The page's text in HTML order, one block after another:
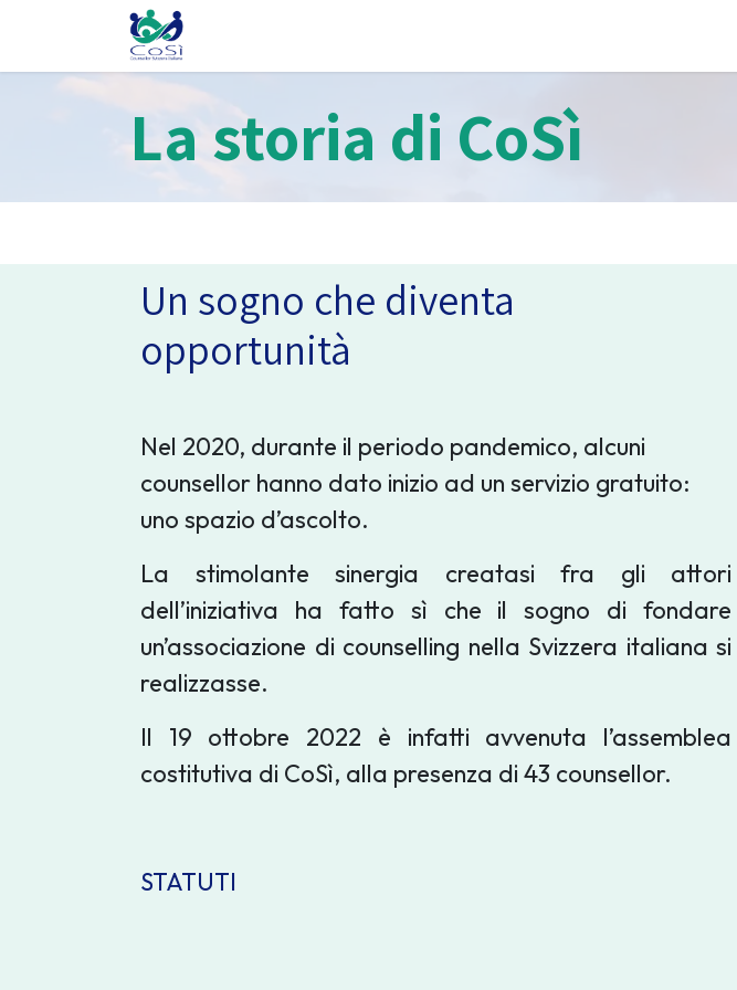
La storia di CoSì
Un sogno che diventa
opportunità
Nel 2020, durante il periodo pandemico, alcuni
counsellor hanno dato inizio ad un servizio gratuito:
uno spazio d’ascolto.
La stimolante sinergia creatasi fra gli attori
dell’iniziativa ha fatto sì che il sogno di fondare
un’associazione di counselling nella Svizzera italiana si
realizzasse.
Il 19 ottobre 2022 è infatti avvenuta l’assemblea
costitutiva di CoSì, alla presenza di 43 counsellor.
STATUTI